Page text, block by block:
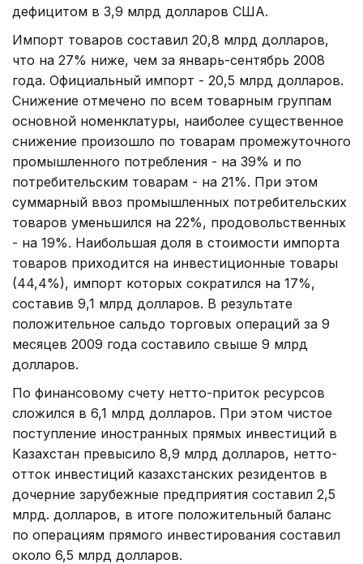
дефицитом в 3,9 млрд долларов США.
Импорт товаров составил 20,8 млрд долларов,
что на 27% ниже, чем за январь-сентябрь 2008
года. Официальный импорт - 20,5 млрд долларов.
Снижение отмечено по всем товарным группам
основной номенклатуры, наиболее существенное
снижение произошло по товарам промежуточного
промышленного потребления - на 39% и по
потребительским товарам - на 21%. При этом
суммарный ввоз промышленных потребительских
товаров уменьшился на 22%, продовольственных
- на 19%. Наибольшая доля в стоимости импорта
товаров приходится на инвестиционные товары
(44,4%), импорт которых сократился на 17%,
составив 9,1 млрд долларов. В результате
положительное сальдо торговых операций за 9
месяцев 2009 года составило свыше 9 млрд
долларов.
По финансовому счету нетто-приток ресурсов
сложился в 6,1 млрд долларов. При этом чистое
поступление иностранных прямых инвестиций в
Казахстан превысило 8,9 млрд долларов, нетто-
отток инвестиций казахстанских резидентов в
дочерние зарубежные предприятия составил 2,5
млрд. долларов, в итоге положительный баланс
по операциям прямого инвестирования составил
около 6,5 млрд долларов.